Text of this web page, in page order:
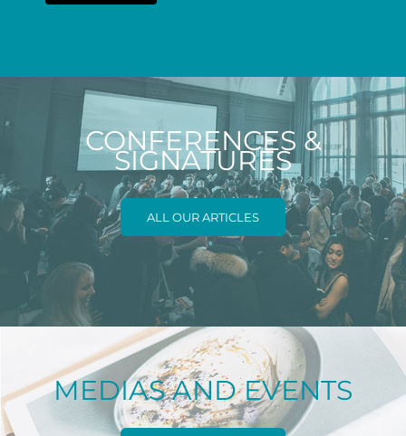
CONFERENCES &
SIGNATURES
ALL OUR ARTICLES
MEDIAS AND EVENTS